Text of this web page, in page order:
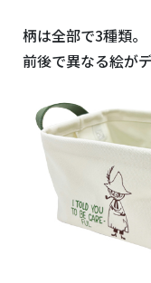
柄は全部で3種類。
前後で異なる絵が